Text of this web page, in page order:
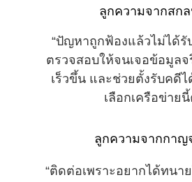
ลูกความจากสก
“ปัญหาถูกฟ้องแล้วไม่ได้รั
ตรวจสอบให้จนเจอข้อมูล
เร็วขึ้น และช่วยตั้งรับคดี
เลือกเครือข่ายนี้
ลูกความจากกาญ
“ติดต่อเพราะอยากได้ทน